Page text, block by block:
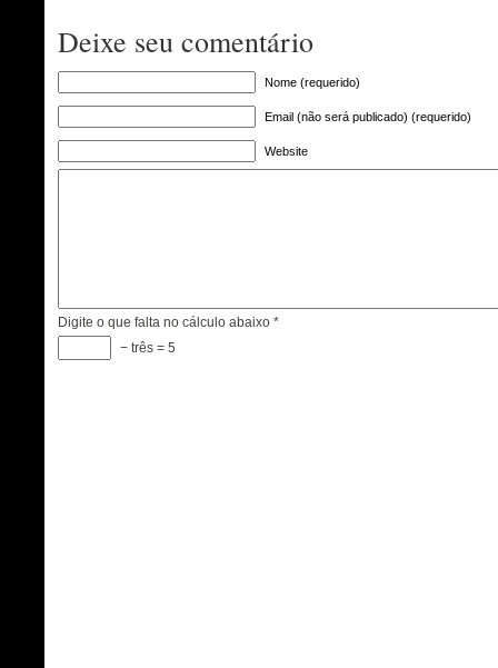
Deixe seu comentário
Nome (requerido)
Email (não será publicado) (requerido)
Website
Digite o que falta no cálculo abaixo *
− três = 5